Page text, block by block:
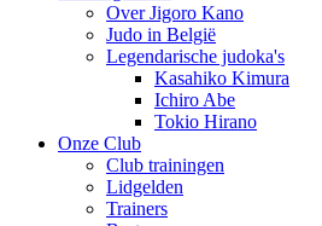
Over Jigoro Kano
Judo in België
Legendarische judoka's
Kasahiko Kimura
Ichiro Abe
Tokio Hirano
Onze Club
Club trainingen
Lidgelden
Trainers